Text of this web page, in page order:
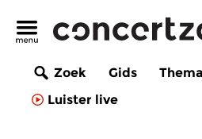
Zoek Gids
Luister live